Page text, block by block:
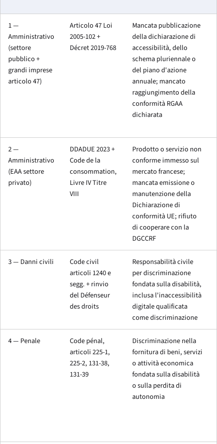
1 —
Amministrativo
(settore
pubblico +
grandi imprese
articolo 47)
Articolo 47 Loi
2005-102 +
Décret 2019-768
Mancata pubblicazione
della dichiarazione di
accessibilità, dello
schema pluriennale o
del piano d'azione
annuale; mancato
raggiungimento della
conformità RGAA
dichiarata
2 —
Amministrativo
(EAA settore
privato)
DDADUE 2023 +
Code de la
consommation,
Livre IV Titre
VIII
Prodotto o servizio non
conforme immesso sul
mercato francese;
mancata emissione o
manutenzione della
Dichiarazione di
conformità UE; rifiuto
di cooperare con la
DGCCRF
3 — Danni civili
Code civil
articoli 1240 e
segg. + rinvio
del Défenseur
des droits
Responsabilità civile
per discriminazione
fondata sulla disabilità,
inclusa l'inaccessibilità
digitale qualificata
come discriminazione
4 — Penale
Code pénal,
articoli 225-1,
225-2, 131-38,
131-39
Discriminazione nella
fornitura di beni, servizi
o attività economica
fondata sulla disabilità
o sulla perdita di
autonomia